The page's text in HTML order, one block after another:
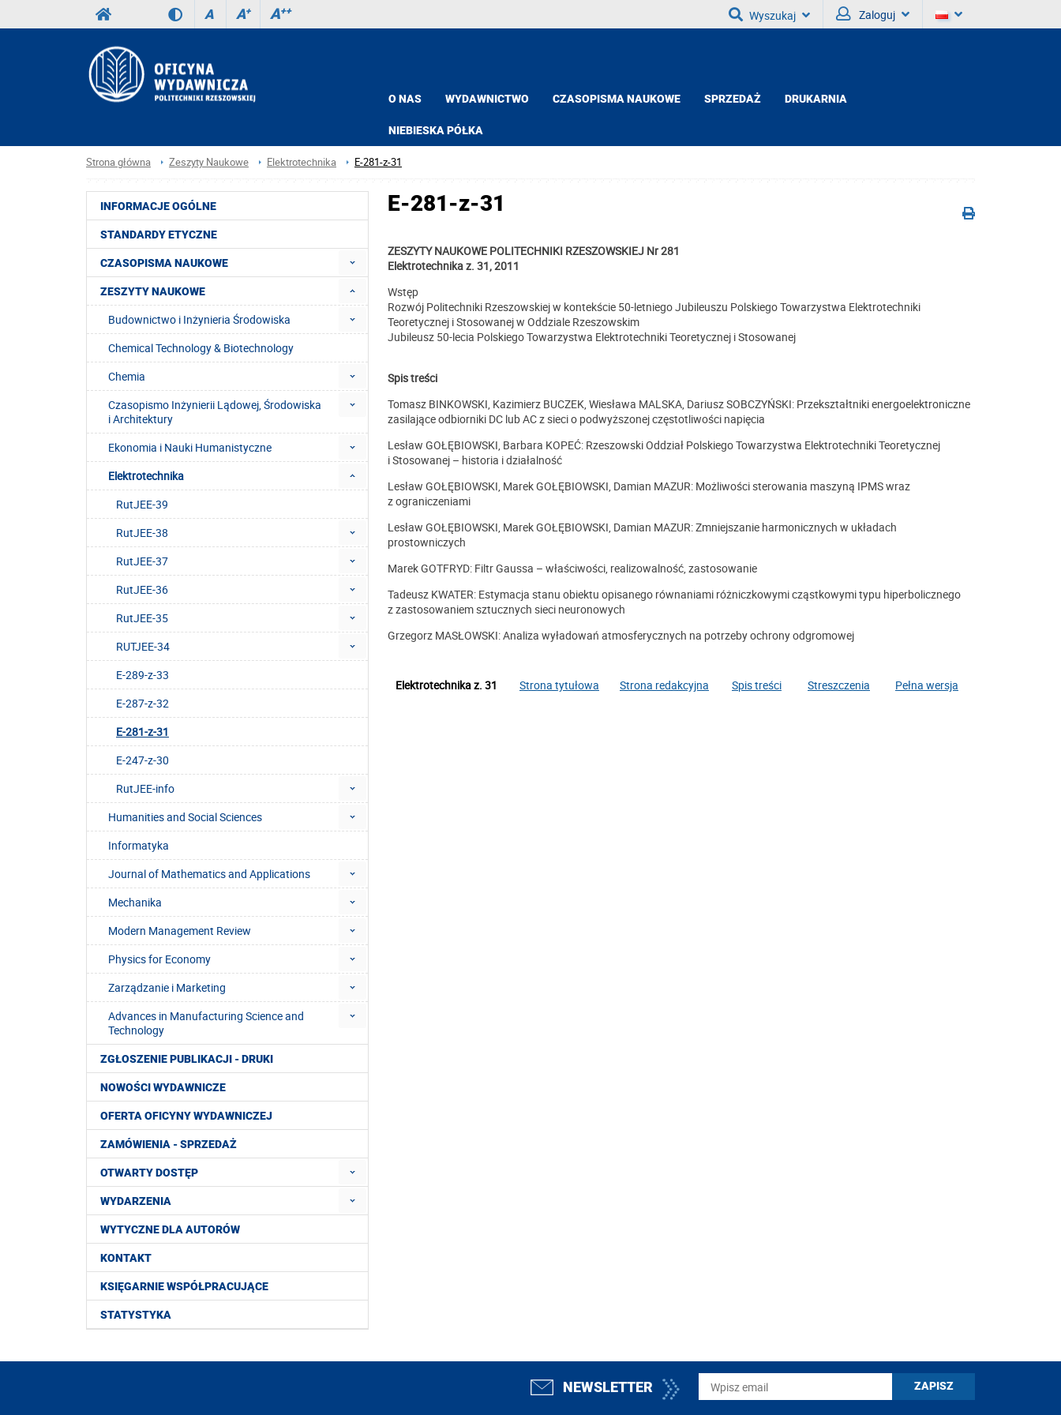
A A+ A++ Wyszukaj Zaloguj
O NAS WYDAWNICTWO CZASOPISMA NAUKOWE SPRZEDAŻ DRUKARNIA
NIEBIESKA PÓŁKA
Strona główna Zeszyty Naukowe Elektrotechnika E-281-z-31
INFORMACJE OGÓLNE
STANDARDY ETYCZNE
CZASOPISMA NAUKOWE
ZESZYTY NAUKOWE
Budownictwo i Inżynieria Środowiska
Chemical Technology & Biotechnology
Chemia
Czasopismo Inżynierii Lądowej, Środowiska
i Architektury
Ekonomia i Nauki Humanistyczne
Elektrotechnika
RutJEE-39
RutJEE-38
RutJEE-37
RutJEE-36
RutJEE-35
RUTJEE-34
E-289-z-33
E-287-z-32
E-281-z-31
E-247-z-30
RutJEE-info
Humanities and Social Sciences
Informatyka
Journal of Mathematics and Applications
Mechanika
Modern Management Review
Physics for Economy
Zarządzanie i Marketing
Advances in Manufacturing Science and
Technology
ZGŁOSZENIE PUBLIKACJI - DRUKI
NOWOŚCI WYDAWNICZE
OFERTA OFICYNY WYDAWNICZEJ
ZAMÓWIENIA - SPRZEDAŻ
OTWARTY DOSTĘP
WYDARZENIA
WYTYCZNE DLA AUTORÓW
KONTAKT
KSIĘGARNIE WSPÓŁPRACUJĄCE
STATYSTYKA
E-281-z-31
ZESZYTY NAUKOWE POLITECHNIKI RZESZOWSKIEJ Nr 281
Elektrotechnika z. 31, 2011
Wstęp
Rozwój Politechniki Rzeszowskiej w kontekście 50-letniego Jubileuszu Polskiego Towarzystwa Elektrotechniki
Teoretycznej i Stosowanej w Oddziale Rzeszowskim
Jubileusz 50-lecia Polskiego Towarzystwa Elektrotechniki Teoretycznej i Stosowanej
Spis treści
Tomasz BINKOWSKI, Kazimierz BUCZEK, Wiesława MALSKA, Dariusz SOBCZYŃSKI: Przekształtniki energoelektroniczne
zasilające odbiorniki DC lub AC z sieci o podwyższonej częstotliwości napięcia
Lesław GOŁĘBIOWSKI, Barbara KOPEĆ: Rzeszowski Oddział Polskiego Towarzystwa Elektrotechniki Teoretycznej
i Stosowanej – historia i działalność
Lesław GOŁĘBIOWSKI, Marek GOŁĘBIOWSKI, Damian MAZUR: Możliwości sterowania maszyną IPMS wraz
z ograniczeniami
Lesław GOŁĘBIOWSKI, Marek GOŁĘBIOWSKI, Damian MAZUR: Zmniejszanie harmonicznych w układach
prostowniczych
Marek GOTFRYD: Filtr Gaussa – właściwości, realizowalność, zastosowanie
Tadeusz KWATER: Estymacja stanu obiektu opisanego równaniami różniczkowymi cząstkowymi typu hiperbolicznego
z zastosowaniem sztucznych sieci neuronowych
Grzegorz MASŁOWSKI: Analiza wyładowań atmosferycznych na potrzeby ochrony odgromowej
Elektrotechnika z. 31 Strona tytułowa Strona redakcyjna Spis treści Streszczenia Pełna wersja
NEWSLETTER